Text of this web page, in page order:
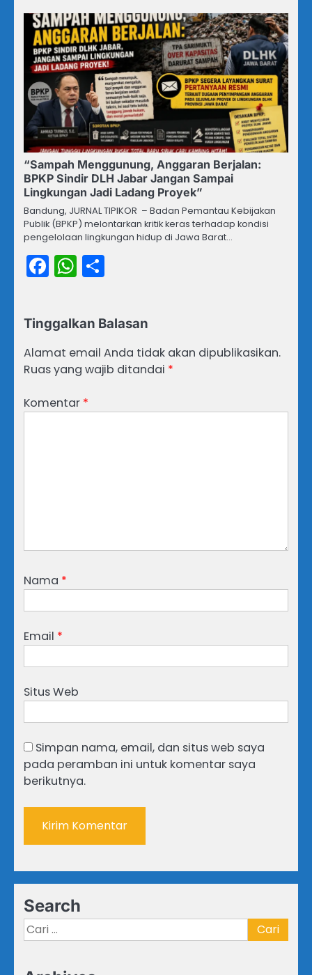
“Sampah Menggunung, Anggaran Berjalan:
BPKP Sindir DLH Jabar Jangan Sampai
Lingkungan Jadi Ladang Proyek”
Bandung, JURNAL TIPIKOR – Badan Pemantau Kebijakan
Publik (BPKP) melontarkan kritik keras terhadap kondisi
pengelolaan lingkungan hidup di Jawa Barat…
Facebook
WhatsApp
Tinggalkan Balasan
Alamat email Anda tidak akan dipublikasikan.
Ruas yang wajib ditandai *
Komentar *
Nama *
Email *
Situs Web
Simpan nama, email, dan situs web saya
pada peramban ini untuk komentar saya
berikutnya.
Search
Cari
untuk: